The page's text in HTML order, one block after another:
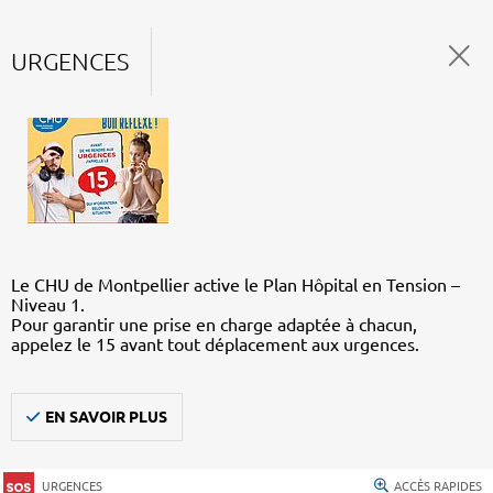
URGENCES
Le CHU de Montpellier active le Plan Hôpital en Tension –
Niveau 1.
Pour garantir une prise en charge adaptée à chacun,
appelez le 15 avant tout déplacement aux urgences.
EN SAVOIR PLUS
URGENCES ACCÈS RAPIDES